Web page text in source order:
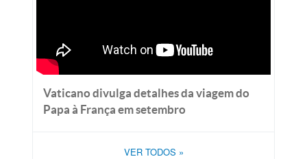
Vaticano divulga detalhes da viagem do
Papa à França em setembro
VER TODOS »